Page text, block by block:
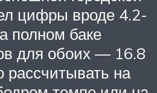
цифры вроде 4.2-
полном баке
для обоих — 16.8
на